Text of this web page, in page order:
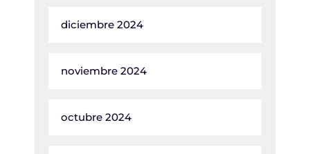
diciembre 2024
noviembre 2024
octubre 2024